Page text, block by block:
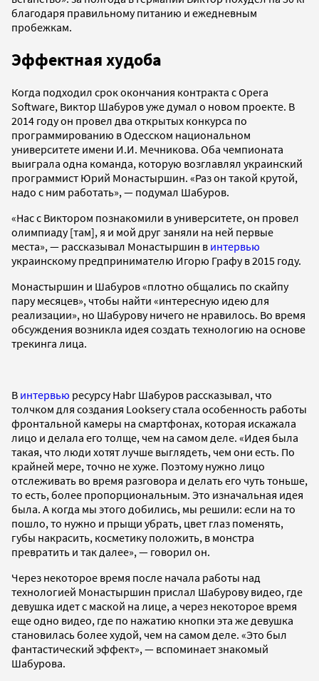
благодаря правильному питанию и ежедневным
пробежкам.
Эффектная худоба
Когда подходил срок окончания контракта с Opera
Software, Виктор Шабуров уже думал о новом проекте. В
2014 году он провел два открытых конкурса по
программированию в Одесском национальном
университете имени И.И. Мечникова. Оба чемпионата
выиграла одна команда, которую возглавлял украинский
программист Юрий Монастыршин. «Раз он такой крутой,
надо с ним работать», — подумал Шабуров.
«Нас с Виктором познакомили в университете, он провел
олимпиаду [там], я и мой друг заняли на ней первые
места», — рассказывал Монастыршин в интервью
украинскому предпринимателю Игорю Графу в 2015 году.
Монастыршин и Шабуров «плотно общались по скайпу
пару месяцев», чтобы найти «интересную идею для
реализации», но Шабурову ничего не нравилось. Во время
обсуждения возникла идея создать технологию на основе
трекинга лица.
В интервью ресурсу Habr Шабуров рассказывал, что
толчком для создания Looksery стала особенность работы
фронтальной камеры на смартфонах, которая искажала
лицо и делала его толще, чем на самом деле. «Идея была
такая, что люди хотят лучше выглядеть, чем они есть. По
крайней мере, точно не хуже. Поэтому нужно лицо
отслеживать во время разговора и делать его чуть тоньше,
то есть, более пропорциональным. Это изначальная идея
была. А когда мы этого добились, мы решили: если на то
пошло, то нужно и прыщи убрать, цвет глаз поменять,
губы накрасить, косметику положить, в монстра
превратить и так далее», — говорил он.
Через некоторое время после начала работы над
технологией Монастыршин прислал Шабурову видео, где
девушка идет с маской на лице, а через некоторое время
еще одно видео, где по нажатию кнопки эта же девушка
становилась более худой, чем на самом деле. «Это был
фантастический эффект», — вспоминает знакомый
Шабурова.